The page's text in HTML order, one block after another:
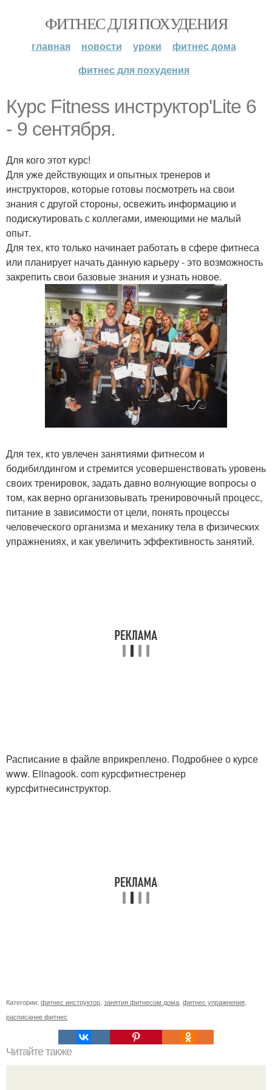
ФИТНЕС ДЛЯ ПОХУДЕНИЯ
главная новости уроки
фитнес дома
фитнес для похудения
Курс Fitness инструктор'Lite 6
- 9 сентября.
Для кого этот курс!
Для уже действующих и опытных тренеров и
инструкторов, которые готовы посмотреть на свои
знания с другой стороны, освежить информацию и
подискутировать с коллегами, имеющими не малый
опыт.
Для тех, кто только начинает работать в сфере фитнеса
или планирует начать данную карьеру - это возможность
закрепить свои базовые знания и узнать новое.
Для тех, кто увлечен занятиями фитнесом и
бодибилдингом и стремится усовершенствовать уровень
своих тренировок, задать давно волнующие вопросы о
том, как верно организовывать тренировочный процесс,
питание в зависимости от цели, понять процессы
человеческого организма и механику тела в физических
упражнениях, и как увеличить эффективность занятий.
Расписание в файле вприкреплено. Подробнее о курсе
www. Elinagook. com курсфитнестренер
курсфитнесинструктор.
Категории: фитнес инструктор, занятия фитнесом дома, фитнес упражнения,
расписание фитнес
Читайте также